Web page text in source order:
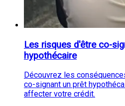
Les risques d'être co-
hypothécaire
Découvrez les
co-signant un prêt
affecter votre crédit.